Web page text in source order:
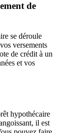
de
se déroule
versements
de crédit à un
et vos
hypothécaire
il est